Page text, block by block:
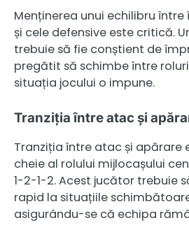
Menținerea unui echilibru
și cele defensive este critică.
trebuie să fie conștient de
pregătit să schimbe între
situația jocului o impune.
Tranziția între atac și
Tranziția între atac și apărare
cheie al rolului mijlocașului
1-2-1-2. Acest jucător trebuie
rapid la situațiile
asigurându-se că echipa